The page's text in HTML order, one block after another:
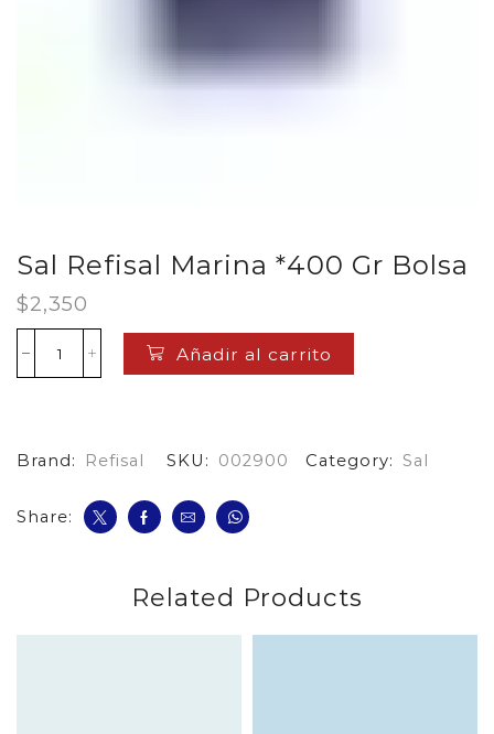
Sal Refisal Marina *400 Gr Bolsa
$2,350
Sal
Refisal
Bolsa
Añadir al carrito
Brand: Refisal SKU: 002900 Category: Sal
Share:
Related Products